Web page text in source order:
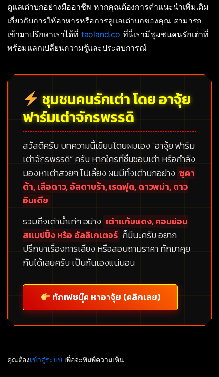
ดูแลเต่าบกอย่างมืออาชีพ หากคุณต้องการคำแนะนำเพิ่มเติม
เกี่ยวกับการให้อาหารหรือการดูแลเต่าบกของคุณ สามารถ
เข้ามาปรึกษาเราได้ที่ taoland.co ที่นี่เรามีชุมชนคนรักเต่าที่
พร้อมแลกเปลี่ยนความรู้และประสบการณ์
ชุมชนคนรักเต่า โดย อาจุ้ย
ฟาร์มเต่าจักรพรรดิ
สวัสดีครับ บทความนี้เขียนโดยผมเอง “อาจุ้ย ฟาร์ม
เต่าจักรพรรดิ”ครับ หากใครที่ชื่นชอบเต่า หรือกำลัง
มองหาเต่าสวยๆ ไปเลี้ยง ผมมีทั้งเต่าบกอย่าง ซูคา
ต้า, เสือดาว, อัลดาบร้า, เรดฟุต, ดาวพม่า, ดาว
อินเดีย
รวมถึงเต่าน้ำเท่ๆ อย่าง เต่าแก้มแดง, คอมม่อน
สแนปปิ้ง หรือ อัลลิเกเตอร์ ก็มีนะครับ อยาก
ปรึกษาเรื่องการเลี้ยง หรือสอบถามราคา ทักมาคุย
กันได้เลยครับ เป็นกันเองแน่นอน
ทักเฟซบุ๊ค หาอาจุ้ย (คลิกเลย)
คุณต้องเข้าสู่ระบบ เพื่อจะพิมพ์ความเห็น